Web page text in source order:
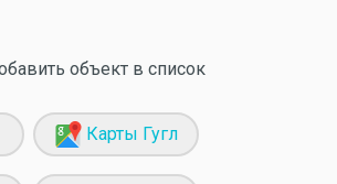
объект в список
Карты Гугл